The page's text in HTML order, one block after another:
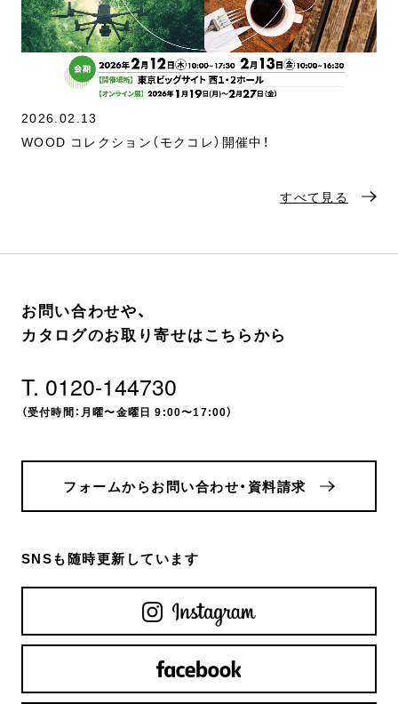
2026.02.13
WOOD コレクション（モクコレ）開催中！
すべて見る
お問い合わせや、
カタログのお取り寄せはこちらから
T. 0120-144730
（受付時間：月曜〜金曜日 9:00〜17:00）
フォームからお問い合わせ・資料請求
SNSも随時更新しています